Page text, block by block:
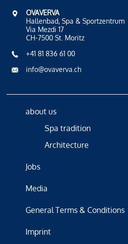
OVAVERVA
Hallenbad, Spa & Sportzentrum
Via Mezdi 17
CH-7500 St. Moritz
+41 81 836 61 00
info@ovaverva.ch
about us
Spa tradition
Architecture
Jobs
Media
General Terms & Conditions
Imprint